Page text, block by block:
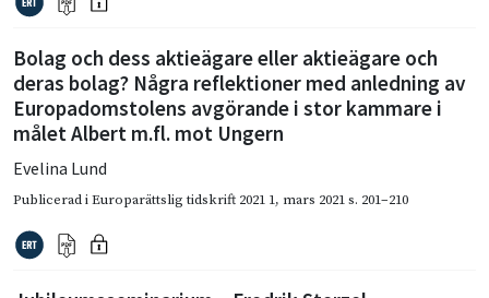
Bolag och dess aktieägare eller aktieägare och
deras bolag? Några reflektioner med anledning av
Europadomstolens avgörande i stor kammare i
målet Albert m.fl. mot Ungern
Evelina Lund
Publicerad iEuroparättslig tidskrift 2021 1, mars 2021s. 201–210